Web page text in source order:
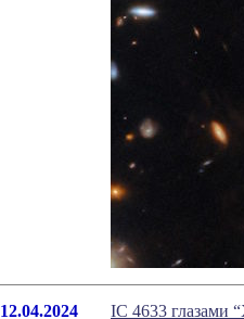
12.04.2024 IC 4633 глазами